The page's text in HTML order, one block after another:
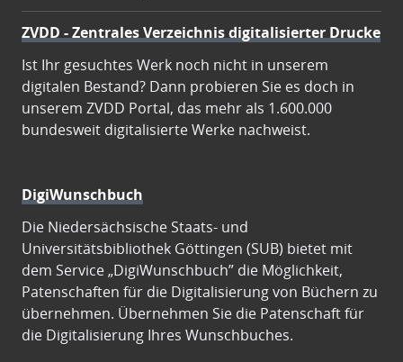
ZVDD - Zentrales Verzeichnis digitalisierter Drucke
Ist Ihr gesuchtes Werk noch nicht in unserem
digitalen Bestand? Dann probieren Sie es doch in
unserem ZVDD Portal, das mehr als 1.600.000
bundesweit digitalisierte Werke nachweist.
DigiWunschbuch
Die Niedersächsische Staats- und
Universitätsbibliothek Göttingen (SUB) bietet mit
dem Service „DigiWunschbuch” die Möglichkeit,
Patenschaften für die Digitalisierung von Büchern zu
übernehmen. Übernehmen Sie die Patenschaft für
die Digitalisierung Ihres Wunschbuches.